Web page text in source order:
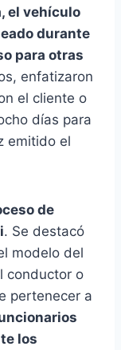
el vehículo
durante
para otras
enfatizaron
el cliente o
días para
emitido el
de
. Se destacó
modelo del
conductor o
pertenecer a
los